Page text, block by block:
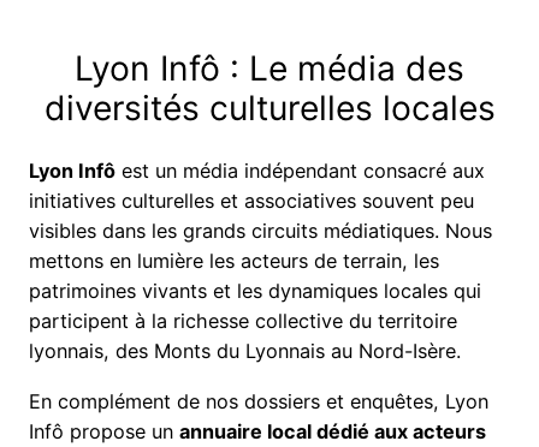
Lyon Infô : Le média des
diversités culturelles locales
Lyon Infô est un média indépendant consacré aux
initiatives culturelles et associatives souvent peu
visibles dans les grands circuits médiatiques. Nous
mettons en lumière les acteurs de terrain, les
patrimoines vivants et les dynamiques locales qui
participent à la richesse collective du territoire
lyonnais, des Monts du Lyonnais au Nord-Isère.
En complément de nos dossiers et enquêtes, Lyon
Infô propose un annuaire local dédié aux acteurs